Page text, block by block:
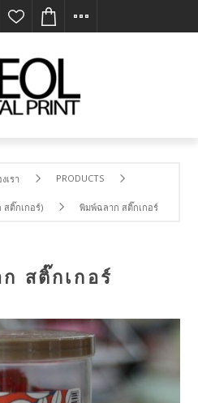
เรา PRODUCTS
สติ๊กเกอร์) พิมพ์ฉลาก สติ๊กเกอร์
สติ๊กเกอร์